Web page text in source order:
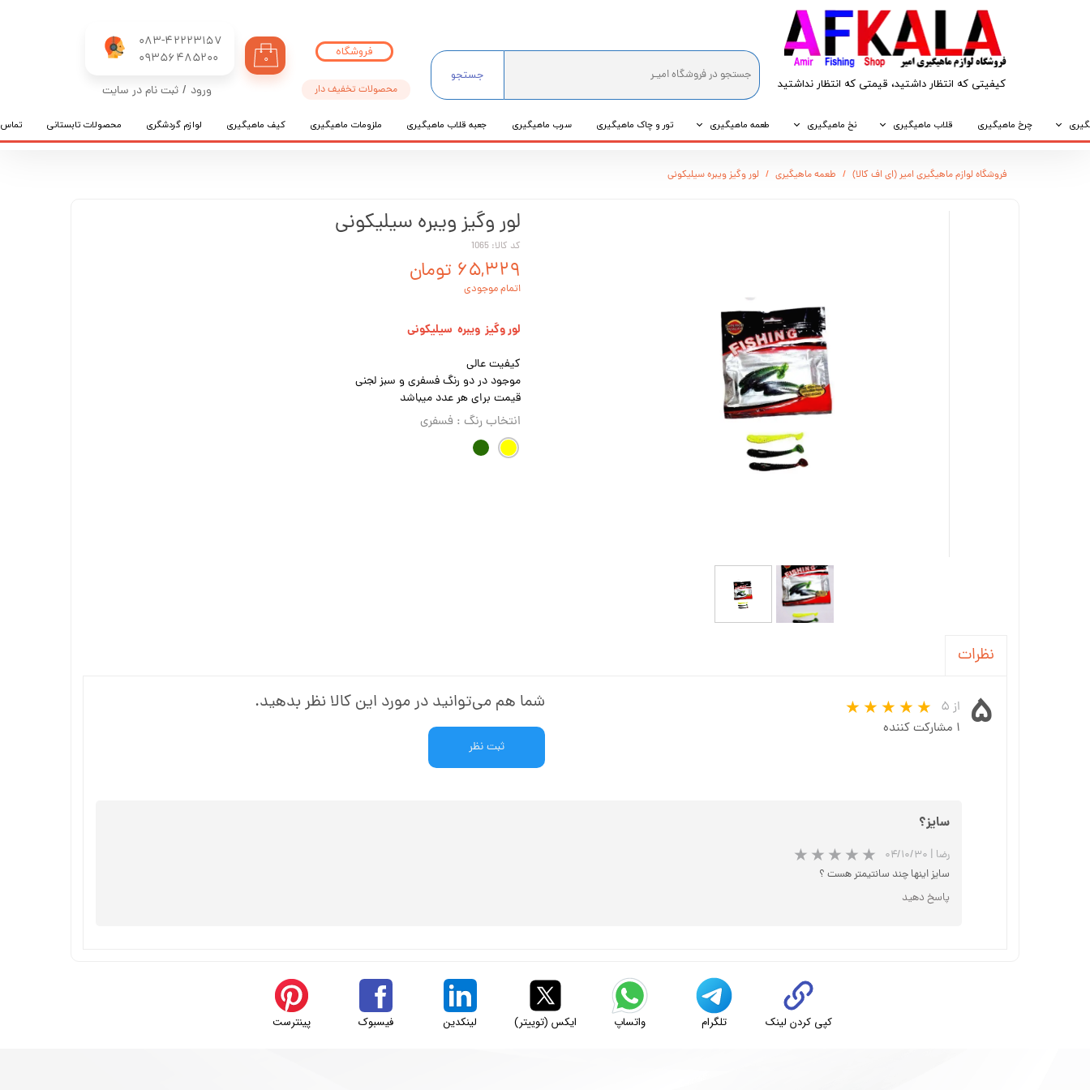
کیفیتی که انتظار داشتید، قیمتی که انتظار نداشتید​​​​​​​
083-42223157
​​​​​​​09356485200
جستجو
۰
ورود / ثبت نام در سایت
تغییر گذر واژه
چرخ ماهیگیری قلاب ماهیگیری نخ ماهیگیری طعمه ماهیگیری تور و چاک ماهیگیری سرب ماهیگیری جعبه قلاب ماهیگیری ملزومات ماهیگیری کیف ماهیگیری لوازم گردشگری محصولات تابستانی تماس
محصولات تخفیف دار
فروشگاه
فروشگاه لوازم ماهیگیری امیر (ای اف کالا) طعمه ماهیگیری لور وگیز ویبره سیلیکونی
لور وگیز ویبره سیلیکونی
کد کالا: 1065
۶۵,۳۲۹ تومان
اتمام موجودی
لور وگیز ویبره سیلیکونی
کیفیت عالی
موجود در دو رنگ فسفری و سبز لجنی
قیمت برای هر عدد میباشد
انتخاب رنگ : فسفری
نظرات
۵
از ۵
۱ مشارکت کننده
شما هم می‌توانید در مورد این کالا نظر بدهید.
ثبت نظر
سایز؟
رضا | ۰۴/۱۰/۳۰
سایز اینها چند سانتیمتر هست ؟
پاسخ دهید
کپی کردن لینک تلگرام واتساپ ایکس (توییتر) لینکدین فیسبوک پینترست